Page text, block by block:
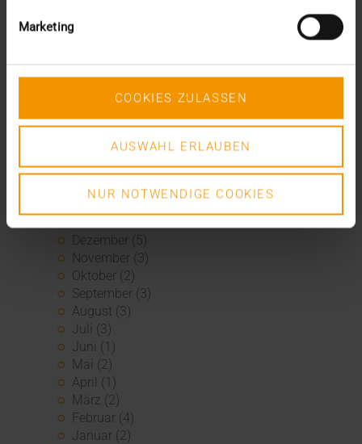
Marketing
COOKIES ZULASSEN
AUSWAHL ERLAUBEN
NUR NOTWENDIGE COOKIES
Archiv
Mai (3)
April (1)
März (1)
Januar (5)
2025
Dezember (5)
November (3)
Oktober (2)
September (3)
August (3)
Juli (3)
Juni (1)
Mai (2)
April (1)
März (2)
Februar (4)
Januar (2)